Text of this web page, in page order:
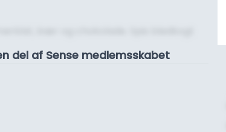
del af Sense medlemsskabet